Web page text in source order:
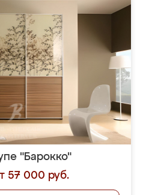
"Барокко"
57 000 руб.